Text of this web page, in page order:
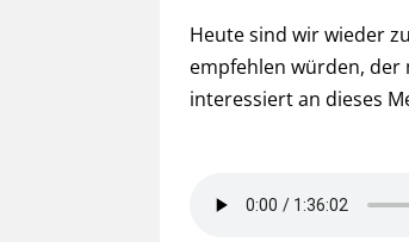
Heute sind wir wieder
empfehlen würden, der
interessiert an dieses